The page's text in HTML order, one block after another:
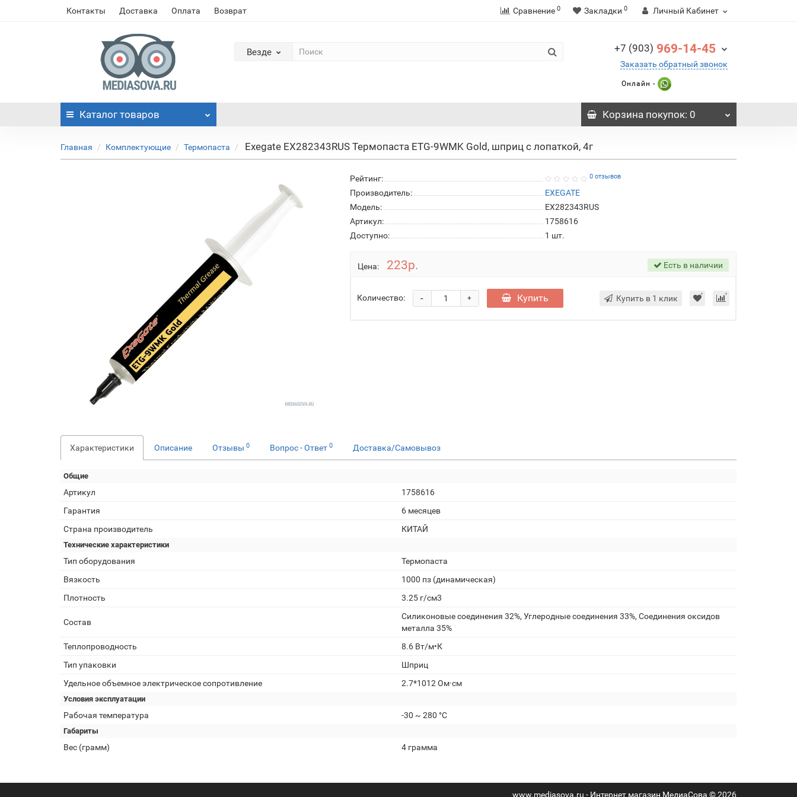
Контакты Доставка Оплата Возврат Сравнение 0 Закладки 0 Личный Кабинет
Везде +7 (903) 969-14-45
Заказать обратный звонок
Онлайн -
Каталог товаров Корзинапокупок: 0
Главная Комплектующие Термопаста Exegate EX282343RUS Термопаста ETG-9WMK Gold, шприц с лопаткой, 4г
Рейтинг: 0 отзывов
Производитель:
EXEGATE
Модель:
EX282343RUS
Артикул:
1758616
Доступно:
1 шт.
Цена: 223р. Есть в наличии
Количество: +
- Купить Купить в 1 клик
Характеристики Описание Отзывы 0 Вопрос - Ответ 0 Доставка/Самовывоз
Общие
Артикул
1758616
Гарантия
6 месяцев
Страна производитель
КИТАЙ
Технические характеристики
Тип оборудования
Термопаста
Вязкость
1000 пз (динамическая)
Плотность
3.25 г/см3
Состав
Силиконовые соединения 32%, Углеродные соединения 33%, Соединения оксидов
металла 35%
Теплопроводность
8.6 Вт/м•К
Тип упаковки
Шприц
Удельное объемное электрическое сопротивление
2.7*1012 Ом·см
Условия эксплуатации
Рабочая температура -30 ~ 280 °C
Габариты
Вес (грамм) 4 грамма
www.mediasova.ru - Интернет магазин МедиаСова © 2026